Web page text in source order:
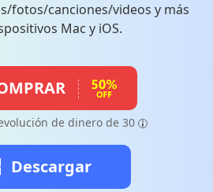
fotos/canciones/videos y más
Mac y iOS.
de dinero de 30
Descargar